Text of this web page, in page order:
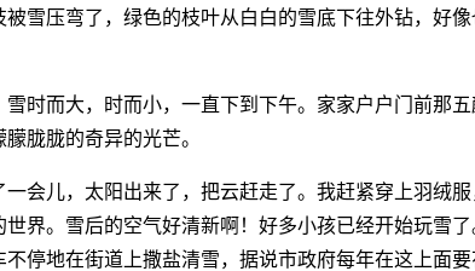
雪压弯了，绿色的枝叶从白白的雪底下往外钻，好
而大，时而小，一直下到下午。家家户户门前那五
胧胧的奇异的光芒。
儿，太阳出来了，把云赶走了。我赶紧穿上羽绒服
界。雪后的空气好清新啊！好多小孩已经开始玩雪
停地在街道上撒盐清雪，据说市政府每年在这上面